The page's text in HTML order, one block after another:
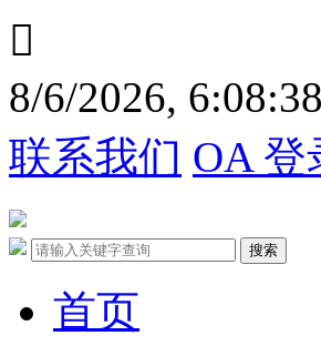

8/6/2026,
联系我们 OA 登
首页